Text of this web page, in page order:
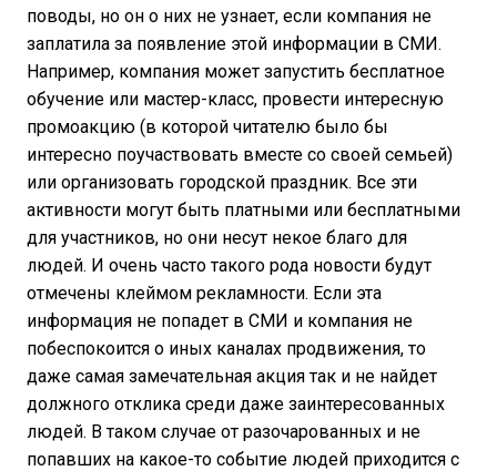
поводы, но он о них не узнает, если компания не
заплатила за появление этой информации в СМИ.
Например, компания может запустить бесплатное
обучение или мастер-класс, провести интересную
промоакцию (в которой читателю было бы
интересно поучаствовать вместе со своей семьей)
или организовать городской праздник. Все эти
активности могут быть платными или бесплатными
для участников, но они несут некое благо для
людей. И очень часто такого рода новости будут
отмечены клеймом рекламности. Если эта
информация не попадет в СМИ и компания не
побеспокоится о иных каналах продвижения, то
даже самая замечательная акция так и не найдет
должного отклика среди даже заинтересованных
людей. В таком случае от разочарованных и не
попавших на какое-то событие людей приходится с